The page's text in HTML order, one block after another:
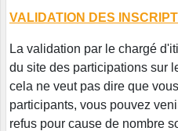
VALIDATION DES
La validation par le chargé
du site des participations sur
cela ne veut pas dire que
participants, vous pouvez
refus pour cause de nombre